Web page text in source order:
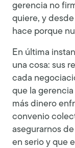
gerencia no
quiere, y
hace porque
En última
una cosa: sus
cada
que la
más dinero
convenio
asegurarnos
en serio y que